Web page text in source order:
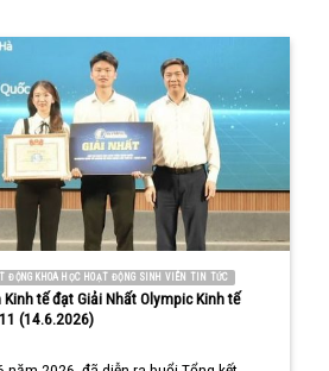
ĐỘNG KHOA HỌC HOẠT ĐỘNG SINH VIÊN TIN TỨC
tế đạt Giải Nhất Olympic Kinh tế
(14.6.2026)